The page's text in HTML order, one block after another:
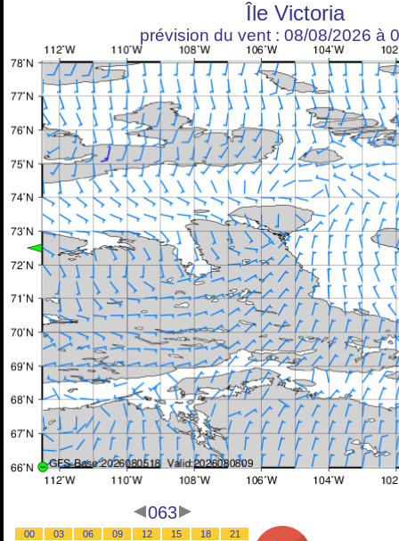
Île Victoria
prévision du vent : 08/08/2026 à
063
00 03 06 09 12 15 18
21